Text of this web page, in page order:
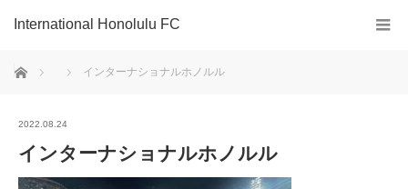
International Honolulu FC
ホーム インターナショナルホノルル
2022.08.24
インターナショナルホノルル